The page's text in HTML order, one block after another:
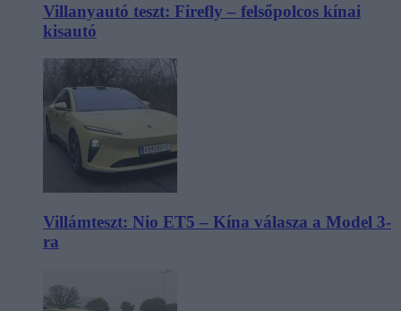
Villanyautó teszt: Firefly – felsőpolcos kínai
kisautó
Villámteszt: Nio ET5 – Kína válasza a Model 3-
ra